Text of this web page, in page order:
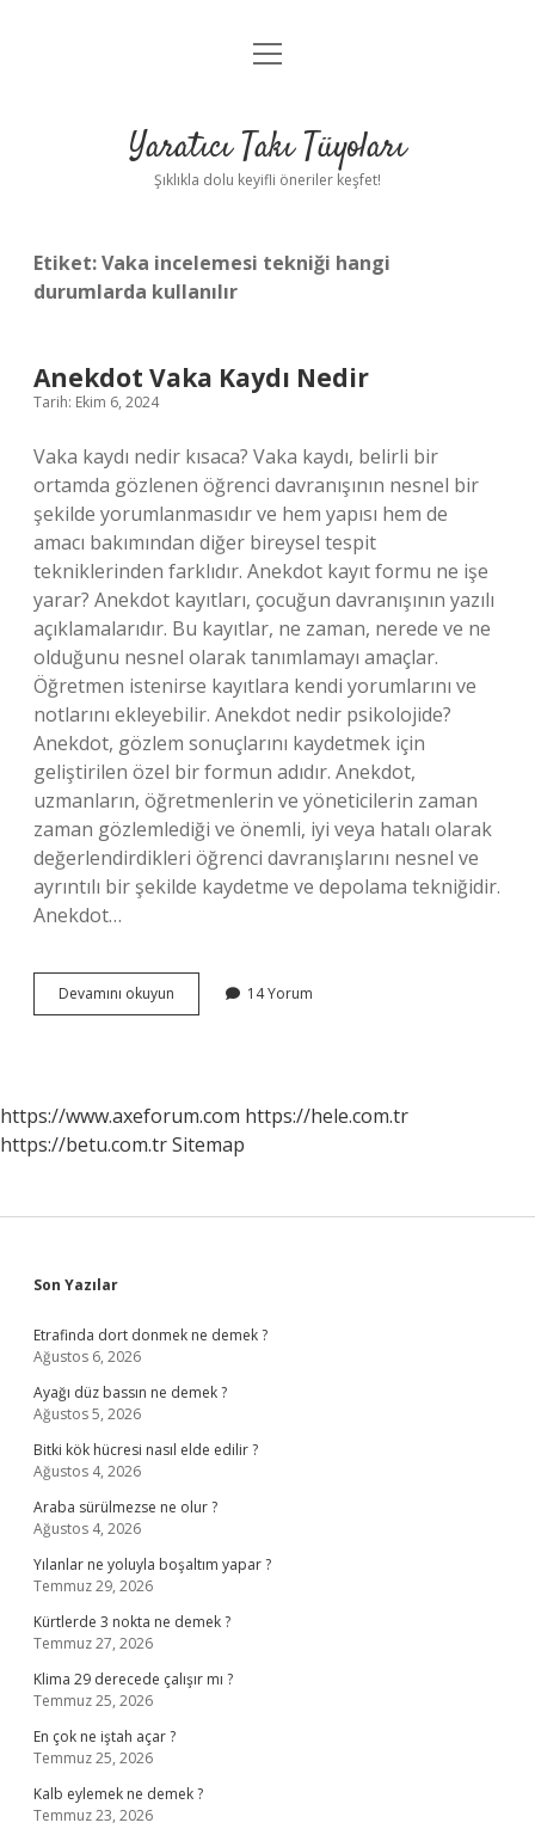
Anasayfa
Yasal Uyarı
menüyü
Yaratıcı Takı Tüyoları
Şıklıkla dolu keyifli öneriler keşfet!
Etiket:Vaka incelemesi tekniği hangi
durumlarda kullanılır
Anekdot Vaka Kaydı Nedir
Tarih: Ekim 6, 2024
Vaka kaydı nedir kısaca? Vaka kaydı, belirli bir
ortamda gözlenen öğrenci davranışının nesnel bir
şekilde yorumlanmasıdır ve hem yapısı hem de
amacı bakımından diğer bireysel tespit
tekniklerinden farklıdır. Anekdot kayıt formu ne işe
yarar? Anekdot kayıtları, çocuğun davranışının yazılı
açıklamalarıdır. Bu kayıtlar, ne zaman, nerede ve ne
olduğunu nesnel olarak tanımlamayı amaçlar.
Öğretmen istenirse kayıtlara kendi yorumlarını ve
notlarını ekleyebilir. Anekdot nedir psikolojide?
Anekdot, gözlem sonuçlarını kaydetmek için
geliştirilen özel bir formun adıdır. Anekdot,
uzmanların, öğretmenlerin ve yöneticilerin zaman
zaman gözlemlediği ve önemli, iyi veya hatalı olarak
değerlendirdikleri öğrenci davranışlarını nesnel ve
ayrıntılı bir şekilde kaydetme ve depolama tekniğidir.
Anekdot…
Devamını okuyun Anekdot
Vaka
14 Yorum
https://www.axeforum.com https://hele.com.tr
https://betu.com.trSitemap
Sidebar
Son Yazılar
Etrafinda dort donmek ne demek ?
Ağustos 6, 2026
Ayağı düz bassın ne demek ?
Ağustos 5, 2026
Bitki kök hücresi nasıl elde edilir ?
Ağustos 4, 2026
Araba sürülmezse ne olur ?
Ağustos 4, 2026
Yılanlar ne yoluyla boşaltım yapar ?
Temmuz 29, 2026
Kürtlerde 3 nokta ne demek ?
Temmuz 27, 2026
Klima 29 derecede çalışır mı ?
Temmuz 25, 2026
En çok ne iştah açar ?
Temmuz 25, 2026
Kalb eylemek ne demek ?
Temmuz 23, 2026